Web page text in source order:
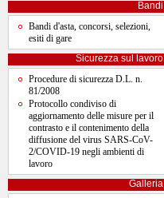
Bandi
Bandi d'asta, concorsi, selezioni,
esiti di gare
Sicurezza sul lavoro
Procedure di sicurezza D.L. n.
81/2008
Protocollo condiviso di
aggiornamento delle misure per il
contrasto e il contenimento della
diffusione del virus SARS-CoV-
2/COVID-19 negli ambienti di
lavoro
Galleria